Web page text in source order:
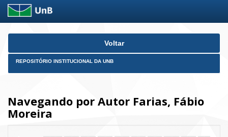
Skip
Voltar
REPOSITÓRIO INSTITUCIONAL DA UNB
Navegando por Autor Farias, Fábio
Moreira